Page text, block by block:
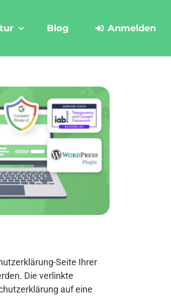
Blog Anmelden
Seite Ihrer
Die verlinkte
auf eine